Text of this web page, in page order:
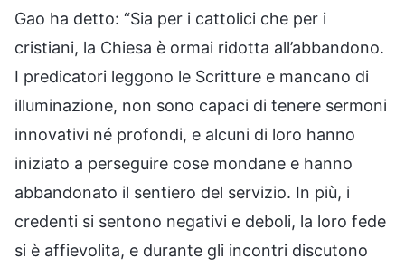
Gao ha detto: “Sia per i cattolici che per i
cristiani, la Chiesa è ormai ridotta all’abbandono.
I predicatori leggono le Scritture e mancano di
illuminazione, non sono capaci di tenere sermoni
innovativi né profondi, e alcuni di loro hanno
iniziato a perseguire cose mondane e hanno
abbandonato il sentiero del servizio. In più, i
credenti si sentono negativi e deboli, la loro fede
si è affievolita, e durante gli incontri discutono